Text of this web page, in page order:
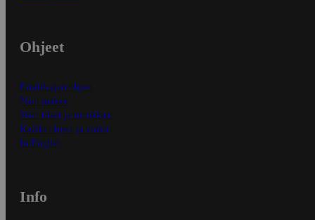
Ohjeet
Ensitilaajan ohjeet
Näin maksat
Näin tilaat ja muokkaat
Kaikki ohjeet ja vinkit
In English
Info